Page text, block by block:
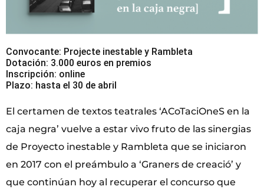
Convocante: Projecte inestable y Rambleta
Dotación: 3.000 euros en premios
Inscripción: online
Plazo: hasta el 30 de abril
El certamen de textos teatrales ‘ACoTaciOneS en la
caja negra’ vuelve a estar vivo fruto de las sinergias
de Proyecto inestable y Rambleta que se iniciaron
en 2017 con el preámbulo a ‘Graners de creació’ y
que continúan hoy al recuperar el concurso que